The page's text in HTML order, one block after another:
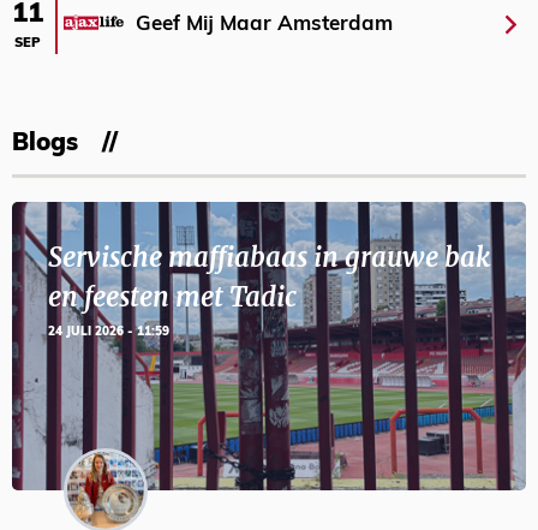
11
SEP
Geef Mij Maar Amsterdam
Blogs
Servische maffiabaas in grauwe bak
en feesten met Tadic
24 JULI 2026 - 11:59